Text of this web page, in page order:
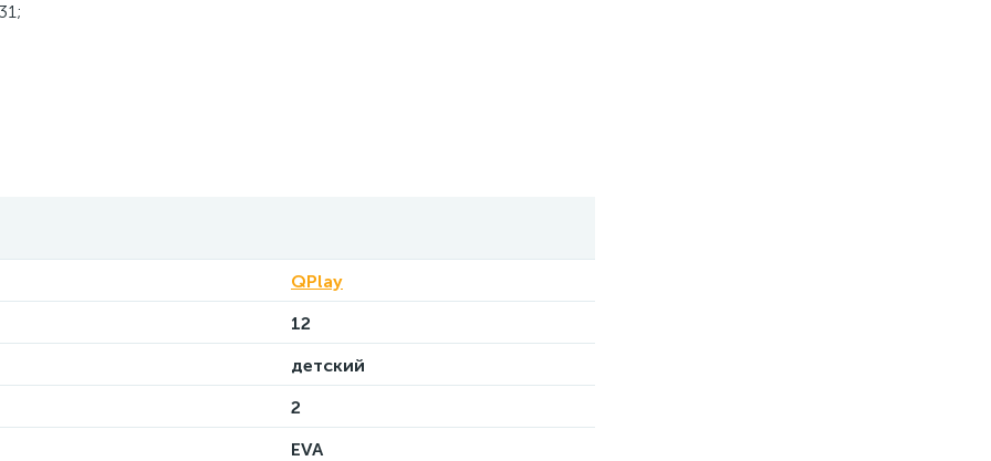
QPlay
12
детский
2
EVA